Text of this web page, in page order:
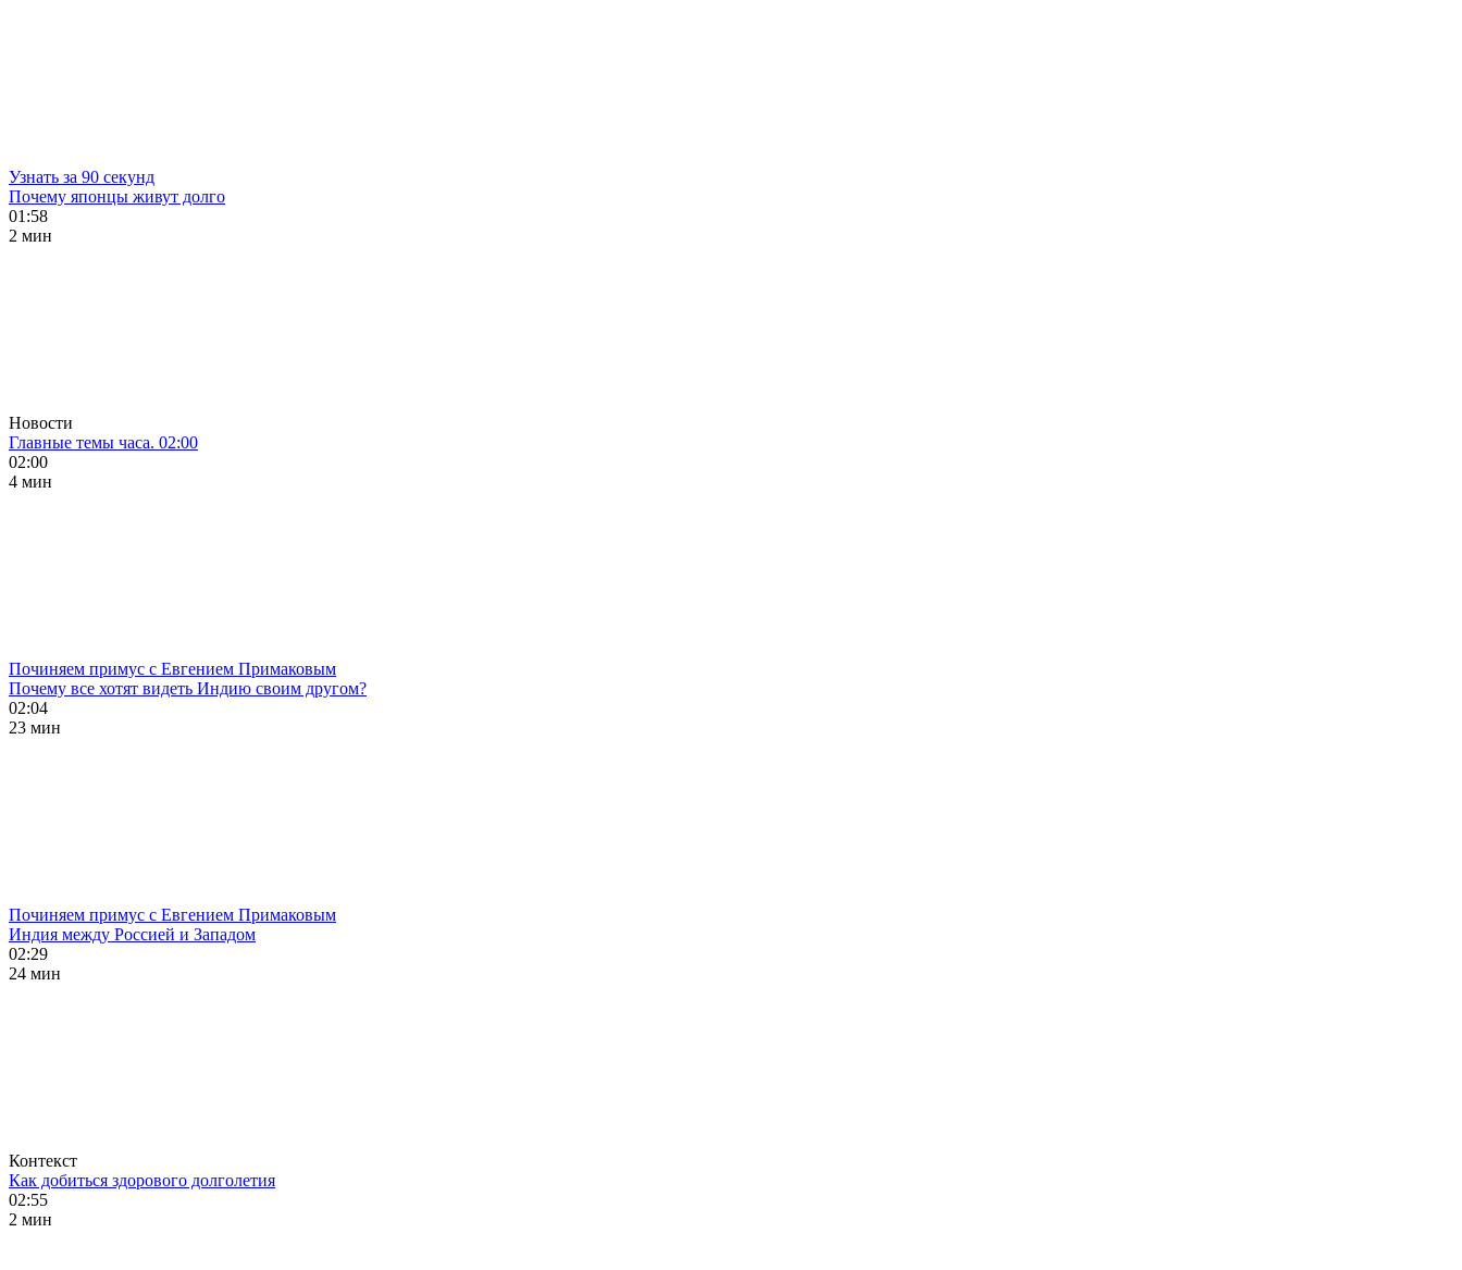
Узнать за 90 секунд
Почему японцы живут долго
01:58
2 мин
Новости
Главные темы часа. 02:00
02:00
4 мин
Починяем примус с Евгением Примаковым
Почему все хотят видеть Индию своим другом?
02:04
23 мин
Починяем примус с Евгением Примаковым
Индия между Россией и Западом
02:29
24 мин
Контекст
Как добиться здорового долголетия
02:55
2 мин